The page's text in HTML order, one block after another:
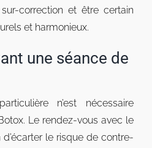
correction et être certain
et harmonieux.
une séance de
n’est nécessaire
Le rendez-vous avec le
d’écarter le risque de contre-